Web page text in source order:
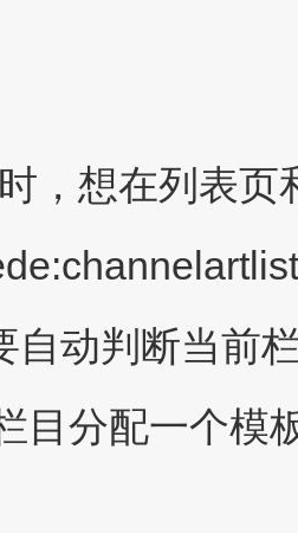
，想在列表页
自动判断当前
目分配一个模